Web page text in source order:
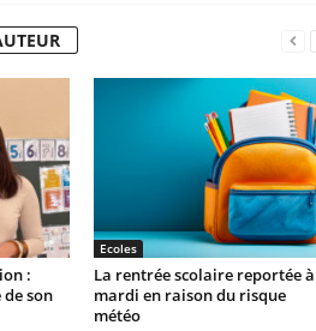
:
son
Ecoles
La rentrée scolaire reportée à
mardi en raison du risque
météo